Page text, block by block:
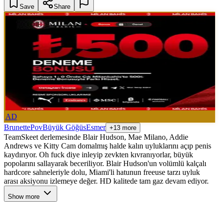
Save Share
AD
BrunettePovBüyük GöğüsEsmer +13 more
TeamSkeet derlemesinde Blair Hudson, Mae Milano, Addie
Andrews ve Kitty Cam domalmış halde kalın uyluklarını açıp penis
kaydırıyor. Oh fuck diye inleyip zevkten kıvranıyorlar, büyük
popolarını sallayarak beceriliyor. Blair Hudson'un volümlü kalçalı
hardcore sahneleriyle dolu, Miami'li hatunun freeuse tarzı uyluk
arası aksiyonu izlemeye değer. HD kalitede tam gaz devam ediyor.
Show more